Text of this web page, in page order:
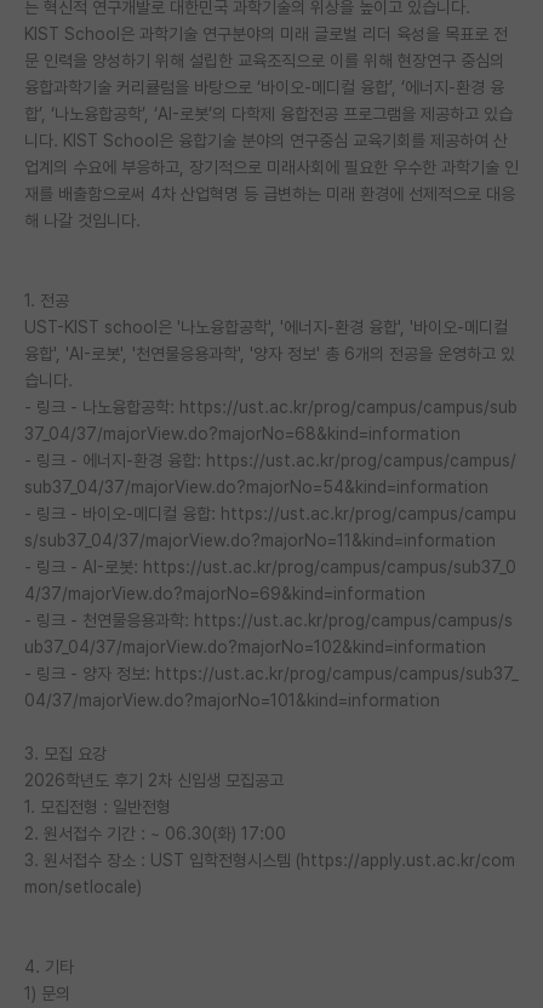
재팬라운지 🌸
는 혁신적 연구개발로 대한민국 과학기술의 위상을 높이고 있습니다.
KIST School은 과학기술 연구분야의 미래 글로벌 리더 육성을 목표로 전
문 인력을 양성하기 위해 설립한 교육조직으로 이를 위해 현장연구 중심의
융합과학기술 커리큘럼을 바탕으로 ‘바이오-메디컬 융합’, ‘에너지-환경 융
합’, ‘나노융합공학’, ‘AI-로봇’의 다학제 융합전공 프로그램을 제공하고 있습
니다. KIST School은 융합기술 분야의 연구중심 교육기회를 제공하여 산
업계의 수요에 부응하고, 장기적으로 미래사회에 필요한 우수한 과학기술 인
재를 배출함으로써 4차 산업혁명 등 급변하는 미래 환경에 선제적으로 대응
해 나갈 것입니다.
1. 전공
UST-KIST school은 '나노융합공학', '에너지-환경 융합', '바이오-메디컬
융합', 'AI-로봇', '천연물응용과학', '양자 정보' 총 6개의 전공을 운영하고 있
습니다.
- 링크 - 나노융합공학: https://ust.ac.kr/prog/campus/campus/sub
37_04/37/majorView.do?majorNo=68&kind=information
- 링크 - 에너지-환경 융합: https://ust.ac.kr/prog/campus/campus/
sub37_04/37/majorView.do?majorNo=54&kind=information
- 링크 - 바이오-메디컬 융합: https://ust.ac.kr/prog/campus/campu
s/sub37_04/37/majorView.do?majorNo=11&kind=information
- 링크 - AI-로봇: https://ust.ac.kr/prog/campus/campus/sub37_0
4/37/majorView.do?majorNo=69&kind=information
- 링크 - 천연물응용과학: https://ust.ac.kr/prog/campus/campus/s
ub37_04/37/majorView.do?majorNo=102&kind=information
- 링크 - 양자 정보: https://ust.ac.kr/prog/campus/campus/sub37_
04/37/majorView.do?majorNo=101&kind=information
3. 모집 요강
2026학년도 후기 2차 신입생 모집공고
1. 모집전형 : 일반전형
2. 원서접수 기간 : ~ 06.30(화) 17:00
3. 원서접수 장소 : UST 입학전형시스템 (https://apply.ust.ac.kr/com
mon/setlocale)
4. 기타
1) 문의